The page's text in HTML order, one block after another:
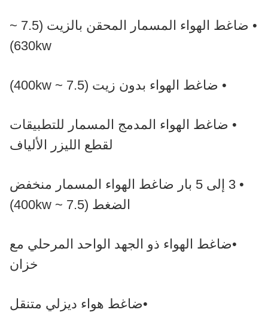
• ضاغط الهواء المسمار المحقن بالزيت (7.5 ~
630kw)
• ضاغط الهواء بدون زيت (7.5 ~ 400kw)
• ضاغط الهواء المدمج المسمار للتطبيقات
لقطع الليزر الألياف
• 3 إلى 5 بار ضاغط الهواء المسمار منخفض
الضغط (7.5 ~ 400kw)
•ضاغط الهواء ذو الجهد الواحد المرحلي مع
خزان
•ضاغط هواء ديزلي متنقل